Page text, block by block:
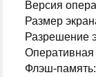
Версия
Размер
Разрешение
Флэш-